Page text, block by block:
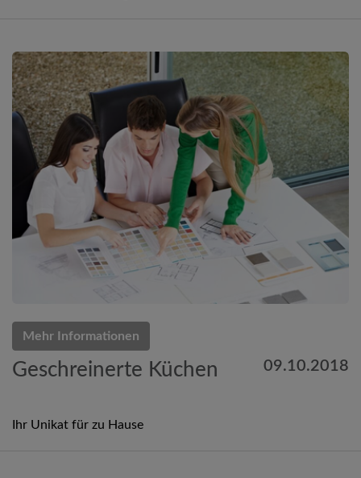
Mehr Informationen
Geschreinerte Küchen 09.10.2018
Ihr Unikat für zu Hause